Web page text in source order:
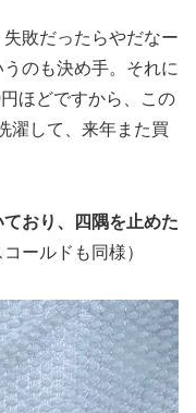
敗だったらやだなー
のも決め手。それに
ほどですから、この
濯して、来年また買
おり、四隅を止めた
コールドも同様）